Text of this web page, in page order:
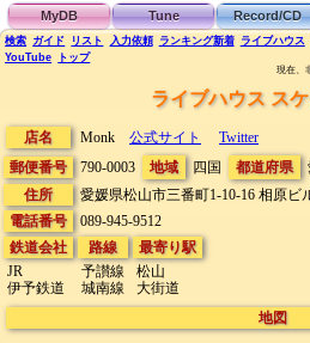
MyDB Tune Record/CD
検索 ガイド リスト 入力依頼 ランキング新着 ライブハウス
YouTube
トップ
現在、
ライブハウス ス
店名 Monk 公式サイト
Twitter
郵便番号
790-0003 地域 四国 都道府県
住所
愛媛県松山市三番町1-10-16 相原ビ
電話番号
089-945-9512
鉄道会社
JR
伊予鉄道
路線
予讃線
城南線
最寄り駅
松山
大街道
地図